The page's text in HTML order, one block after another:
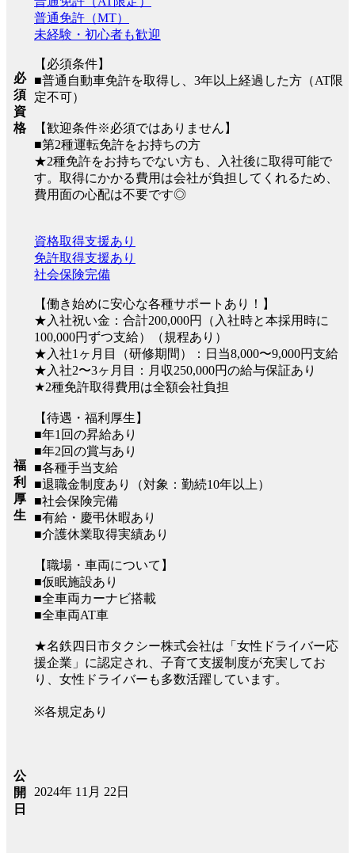
必
須
資
格
普通免許（MT）
未経験・初心者も歓迎
【必須条件】
■普通自動車免許を取得し、3年以上経過した方（AT限
定不可）
【歓迎条件※必須ではありません】
■第2種運転免許をお持ちの方
★2種免許をお持ちでない方も、入社後に取得可能で
す。取得にかかる費用は会社が負担してくれるため、
費用面の心配は不要です◎
福
利
厚
生
資格取得支援あり
免許取得支援あり
社会保険完備
【働き始めに安心な各種サポートあり！】
★入社祝い金：合計200,000円（入社時と本採用時に
100,000円ずつ支給）（規程あり）
★入社1ヶ月目（研修期間）：日当8,000〜9,000円支給
★入社2〜3ヶ月目：月収250,000円の給与保証あり
★2種免許取得費用は全額会社負担
【待遇・福利厚生】
■年1回の昇給あり
■年2回の賞与あり
■各種手当支給
■退職金制度あり（対象：勤続10年以上）
■社会保険完備
■有給・慶弔休暇あり
■介護休業取得実績あり
【職場・車両について】
■仮眠施設あり
■全車両カーナビ搭載
■全車両AT車
★名鉄四日市タクシー株式会社は「女性ドライバー応
援企業」に認定され、子育て支援制度が充実してお
り、女性ドライバーも多数活躍しています。
※各規定あり
公
開
日
2024年 11月 22日